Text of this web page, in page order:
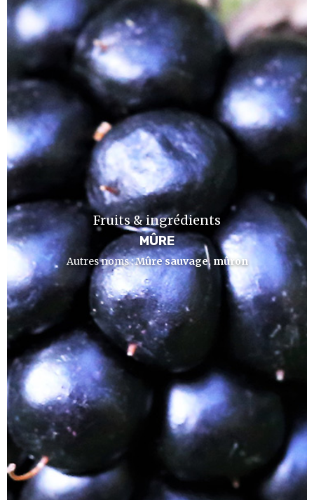
Fruits & ingrédients
MÛRE
Autres noms :Mûre sauvage, mûron